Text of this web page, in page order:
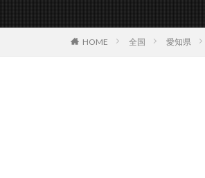
HOME 全国 愛知県